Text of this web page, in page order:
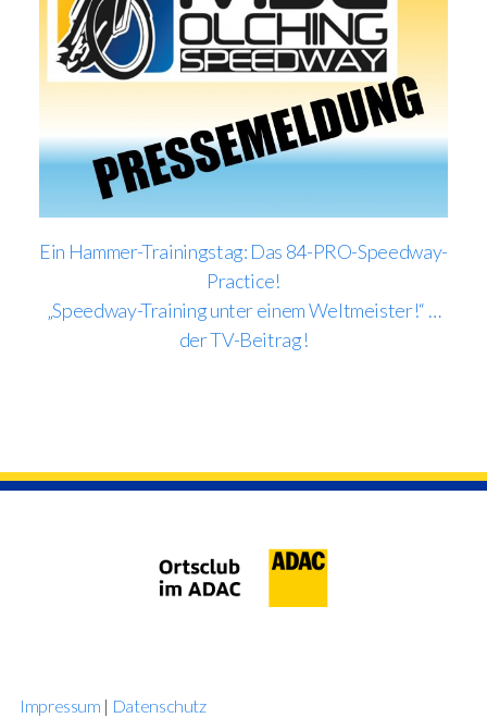
Ein Hammer-Trainingstag: Das 84-PRO-Speedway-
Practice!
„Speedway-Training unter einem Weltmeister!“ …
der TV-Beitrag!
Impressum | Datenschutz